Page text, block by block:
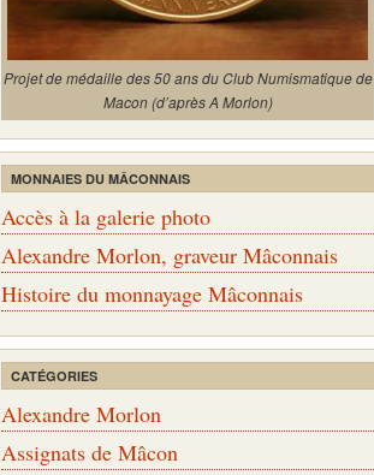
Projet de médaille des 50 ans du Club Numismatique de
Macon (d’après A Morlon)
MONNAIES DU MÂCONNAIS
Accès à la galerie photo
Alexandre Morlon, graveur Mâconnais
Histoire du monnayage Mâconnais
CATÉGORIES
Alexandre Morlon
Assignats de Mâcon